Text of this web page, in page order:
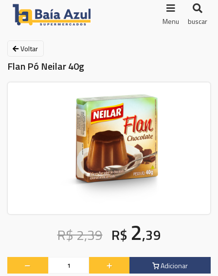
Menu buscar
Voltar
Flan Pó Neilar 40g
R$ 2,39 R$ 2,39
Adicionar